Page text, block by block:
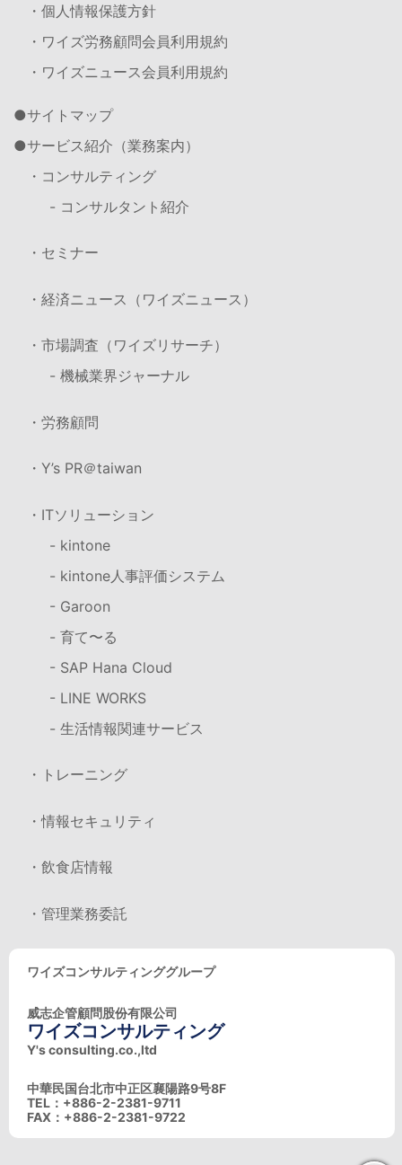
・個人情報保護方針
・ワイズ労務顧問会員利用規約
・ワイズニュース会員利用規約
サイトマップ
サービス紹介（業務案内）
・コンサルティング
- コンサルタント紹介
・セミナー
・経済ニュース（ワイズニュース）
・市場調査（ワイズリサーチ）
- 機械業界ジャーナル
・労務顧問
・Y’s PR＠taiwan
・ITソリューション
- kintone
- kintone人事評価システム
- Garoon
- 育て〜る
- SAP Hana Cloud
- LINE WORKS
- 生活情報関連サービス
・トレーニング
・情報セキュリティ
・飲食店情報
・管理業務委託
ワイズコンサルティンググループ
威志企管顧問股份有限公司
ワイズコンサルティング
Y's consulting.co.,ltd
中華民国台北市中正区襄陽路9号8F
TEL：+886-2-2381-9711
FAX：+886-2-2381-9722